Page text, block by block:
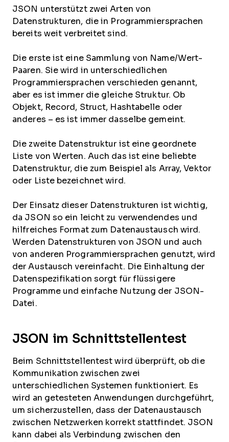
JSON unterstützt zwei Arten von
Datenstrukturen, die in Programmiersprachen
bereits weit verbreitet sind.
Die erste ist eine Sammlung von Name/Wert-
Paaren. Sie wird in unterschiedlichen
Programmiersprachen verschieden genannt,
aber es ist immer die gleiche Struktur. Ob
Objekt, Record, Struct, Hashtabelle oder
anderes – es ist immer dasselbe gemeint.
Die zweite Datenstruktur ist eine geordnete
Liste von Werten. Auch das ist eine beliebte
Datenstruktur, die zum Beispiel als Array, Vektor
oder Liste bezeichnet wird.
Der Einsatz dieser Datenstrukturen ist wichtig,
da JSON so ein leicht zu verwendendes und
hilfreiches Format zum Datenaustausch wird.
Werden Datenstrukturen von JSON und auch
von anderen Programmiersprachen genutzt, wird
der Austausch vereinfacht. Die Einhaltung der
Datenspezifikation sorgt für flüssigere
Programme und einfache Nutzung der JSON-
Datei.
JSON im Schnittstellentest
Beim Schnittstellentest wird überprüft, ob die
Kommunikation zwischen zwei
unterschiedlichen Systemen funktioniert. Es
wird an getesteten Anwendungen durchgeführt,
um sicherzustellen, dass der Datenaustausch
zwischen Netzwerken korrekt stattfindet. JSON
kann dabei als Verbindung zwischen den